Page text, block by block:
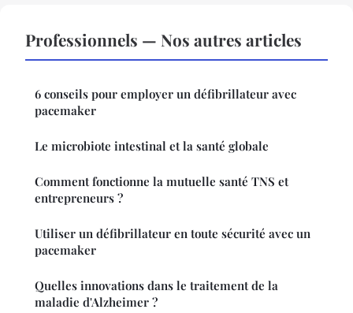
Professionnels — Nos autres articles
6 conseils pour employer un défibrillateur avec
pacemaker
Le microbiote intestinal et la santé globale
Comment fonctionne la mutuelle santé TNS et
entrepreneurs ?
Utiliser un défibrillateur en toute sécurité avec un
pacemaker
Quelles innovations dans le traitement de la
maladie d'Alzheimer ?